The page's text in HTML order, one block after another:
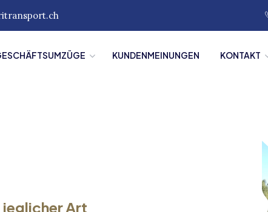
KUNDENMEINUNGEN KONTAKT
jeglicher Art